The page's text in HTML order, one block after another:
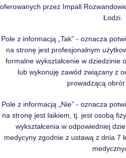
oferowanych przez Impall
Łodzi.
Pole z informacją „Tak” - oznacza
na stronę jest profesjonalnym
formalne wykształcenie w dziedzinie
lub wykonuję zawód związany z
prowadzącą obrót
Pole z informacją „Nie” - oznacza
na stronę jest laikiem, tj. jest osobą
wykształcenia w odpowiedniej
medycyny zgodnie z ustawą z dnia 7